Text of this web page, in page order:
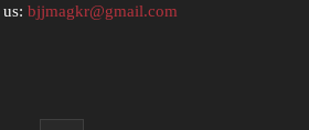
bjjmagkr@gmail.com